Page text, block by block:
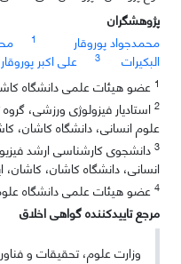
پژوهشگران
محمدجواد پوروقار
1
البکیرات
3 علی اکبر پوروقار
1 عضو هیئات علمی دانشگاه
2استادیار فیزولوژی ورزشی،
علوم انسانی، دانشگاه کاشان،
3دانشجوی کارشناسی ارشد
انسانی، دانشگاه کاشان، کاشان،
4 عضو هیئات علمی دانشگاه
مرجع تاییدکننده گواهی اخلاق
وزارت علوم، تحقیقات و